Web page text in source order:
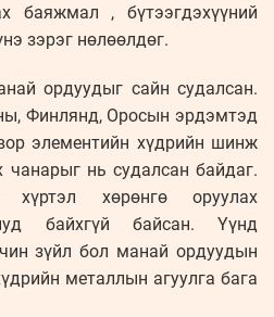
баяжмал , бүтээгдэхүүний
зэрэг нөлөөлдөг.
ордуудыг сайн судалсан.
Финлянд, Оросын эрдэмтэд
элементийн хүдрийн шинж
нь судалсан байдаг.
хөрөнгө оруулах
байхгүй байсан. Үүнд
зүйл бол манай ордуудын
металлын агуулга бага